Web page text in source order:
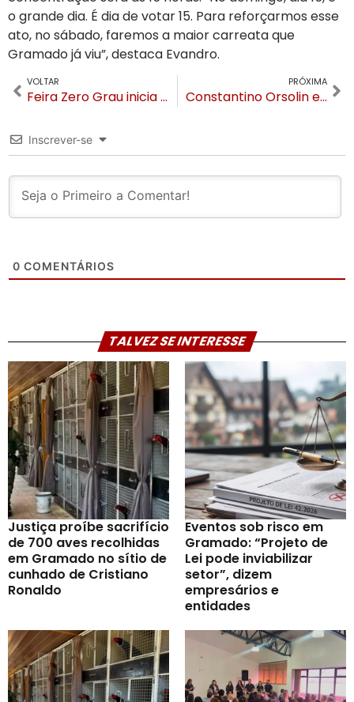
o grande dia. É dia de votar 15. Para reforçarmos esse
ato, no sábado, faremos a maior carreata que
Gramado já viu”, destaca Evandro.
VOLTAR
Feira Zero Grau inicia segunda-feira em Gramado
PRÓXIMA
Constantino Orsolin e Gilberto Cezar são reeleitos prefeito e vice de Canela
Inscrever-se
0 COMENTÁRIOS
TALVEZ SE INTERESSE
Justiça proíbe sacrifício
de 700 aves recolhidas
em Gramado no sítio de
cunhado de Cristiano
Ronaldo
Eventos sob risco em
Gramado: “Projeto de
Lei pode inviabilizar
setor”, dizem
empresários e
entidades